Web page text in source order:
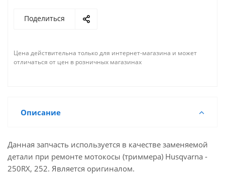
Поделиться
Цена действительна только для интернет-магазина и может
отличаться от цен в розничных магазинах
Описание
Данная запчасть используется в качестве заменяемой
детали при ремонте мотокосы (триммера) Husqvarna -
250RX, 252. Является оригиналом.